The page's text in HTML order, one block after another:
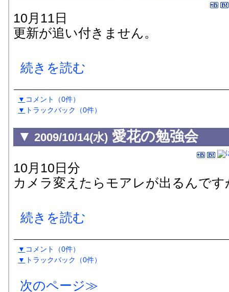
10月11日
更新が追い付きません。
続きを読む
▼ コメント
（0件）
▼ トラックバック （0件）
▼ 2009/10/14(水) 愛花の勉強会
10月10日分
カメラ変えたらモアレが出るんで
続きを読む
▼ コメント
（0件）
▼ トラックバック （0件）
次のページ